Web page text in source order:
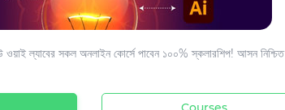
ল্যাবের সকল অনলাইন কোর্সে পাবেন ১০০% স্কলারশিপ! আসন নিশ্চিত